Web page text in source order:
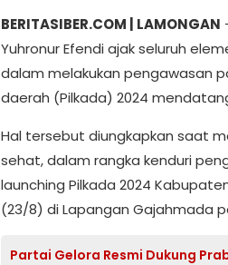
BERITASIBER.COM | LAMONGAN
Yuhronur Efendi ajak seluruh
dalam melakukan pengawasan
daerah (Pilkada) 2024
Hal tersebut diungkapkan saat
sehat, dalam rangka kenduri
launching Pilkada 2024
(23/8) di Lapangan Gajahmada
Partai Gelora Resmi Dukung